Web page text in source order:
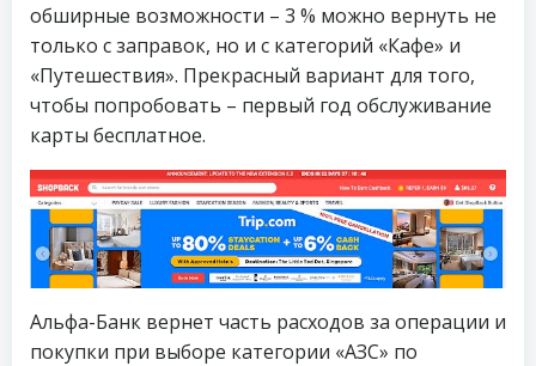
обширные возможности – 3 % можно вернуть не
только с заправок, но и с категорий «Кафе» и
«Путешествия». Прекрасный вариант для того,
чтобы попробовать – первый год обслуживание
карты бесплатное.
Альфа-Банк вернет часть расходов за операции и
покупки при выборе категории «АЗС» по